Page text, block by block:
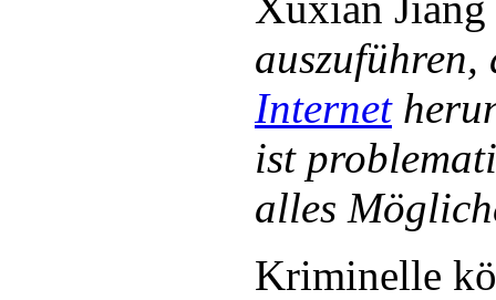
auszuführen,
Internet
ist
alles
Kriminelle